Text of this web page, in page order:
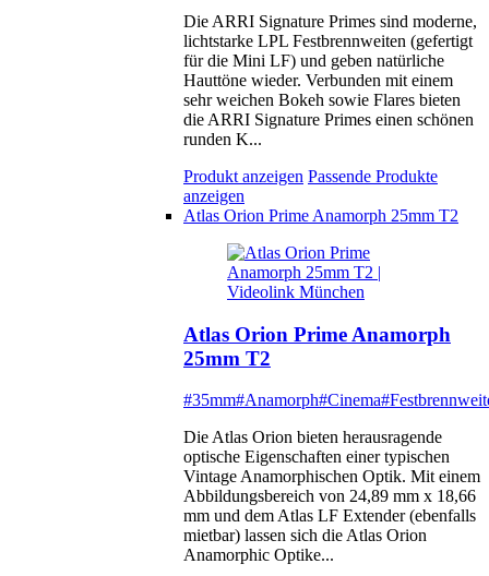
Die ARRI Signature Primes sind moderne,
lichtstarke LPL Festbrennweiten (gefertigt
für die Mini LF) und geben natürliche
Hauttöne wieder. Verbunden mit einem
sehr weichen Bokeh sowie Flares bieten
die ARRI Signature Primes einen schönen
runden K...
Produkt anzeigen Passende Produkte
anzeigen
Atlas Orion Prime Anamorph 25mm T2
Atlas Orion Prime Anamorph
25mm T2
#35mm#Anamorph#Cinema
Die Atlas Orion bieten herausragende
optische Eigenschaften einer typischen
Vintage Anamorphischen Optik. Mit einem
Abbildungsbereich von 24,89 mm x 18,66
mm und dem Atlas LF Extender (ebenfalls
mietbar) lassen sich die Atlas Orion
Anamorphic Optike...